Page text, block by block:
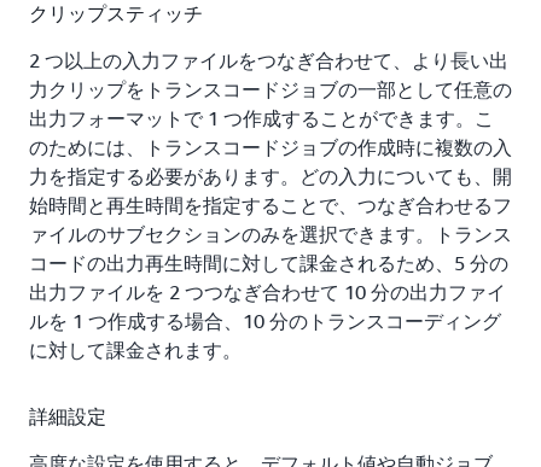
オンデマンドメディアのプログレッシブダウンロード
メディアコンテンツのオリジナルバージョンを Amazon
S3 に保管し、動画と音声ファイルのプログレッシブダ
ウンロード向けに Amazon CloudFront ダウンロードデ
ィストリビューションを設定できます。頻繁にアクセス
されるメディアファイルはエッジでキャッシュされるた
め、拡張が可能であり、ユーザーは高パフォーマンスで
利用できます。
クリップスティッチ
2 つ以上の入力ファイルをつなぎ合わせて、より長い出
力クリップをトランスコードジョブの一部として任意の
出力フォーマットで 1 つ作成することができます。こ
のためには、トランスコードジョブの作成時に複数の入
力を指定する必要があります。どの入力についても、開
始時間と再生時間を指定することで、つなぎ合わせるフ
ァイルのサブセクションのみを選択できます。トランス
コードの出力再生時間に対して課金されるため、5 分の
出力ファイルを 2 つつなぎ合わせて 10 分の出力ファイ
ルを 1 つ作成する場合、10 分のトランスコーディング
に対して課金されます。
詳細設定